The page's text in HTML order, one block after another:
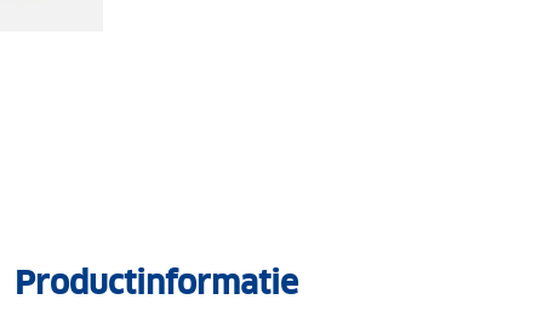
Productinformatie